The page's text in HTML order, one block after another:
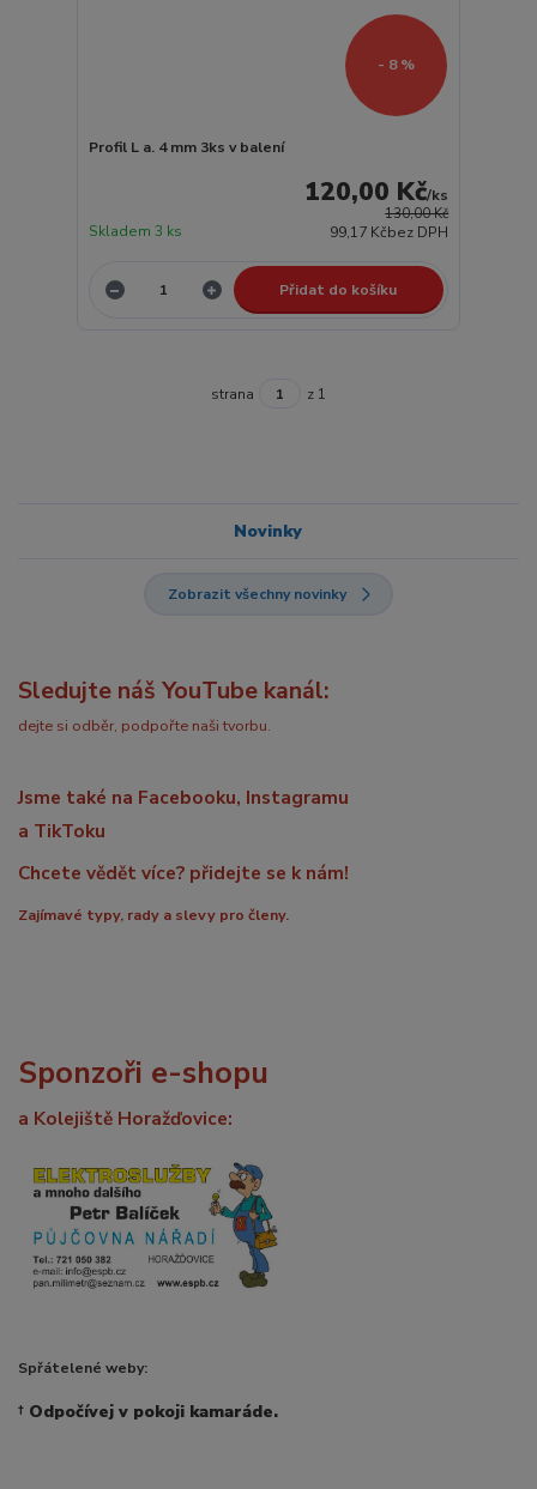
Novinky
Zobrazit všechny novinky
Sledujte náš YouTube kanál:
dejte si odběr, podpořte naši tvorbu.
Jsme také na Facebooku, Instagramu
a TikToku
Chcete vědět více? přidejte se k nám!
Zajímavé typy, rady a slevy pro členy.
Sponzoři e-shopu
a Kolejiště Horažďovice:
Spřátelené weby:
† Odpočívej v pokoji kamaráde.
- 8 %
Profil L a. 4 mm 3ks v balení
130,00 Kč
120,00 Kč/ks
99,17 Kčbez DPH
Skladem 3 ks
Přidat do košíku
strana z 1